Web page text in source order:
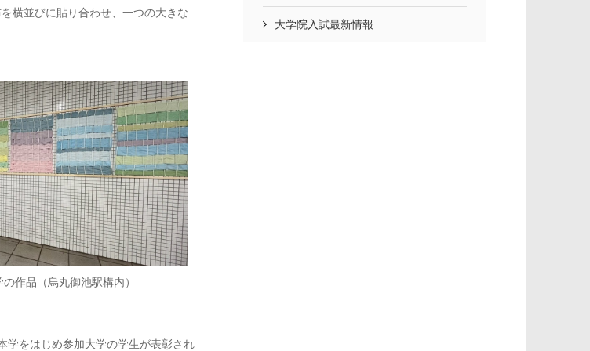
横並びに貼り合わせ、一つの大きな
の作品（烏丸御池駅構内）
をはじめ参加大学の学生が表彰され
大学院入試最新情報